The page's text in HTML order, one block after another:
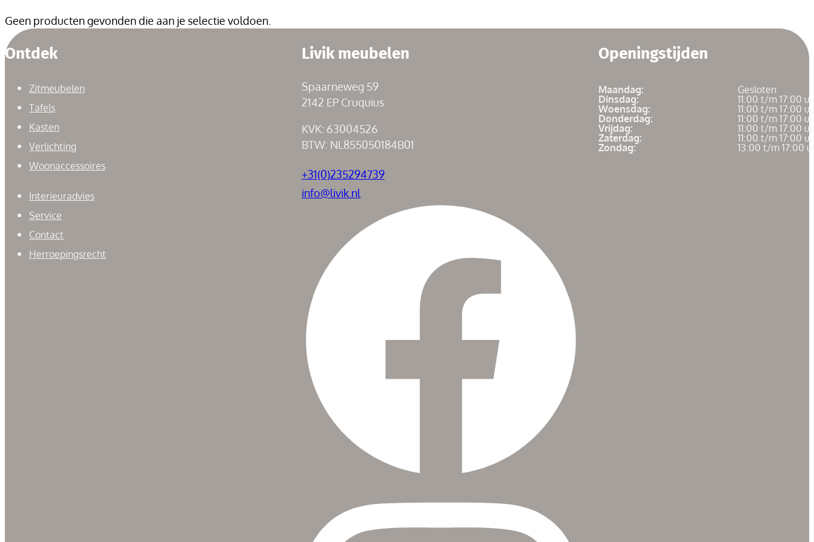
Geen producten gevonden die aan je selectie voldoen.
Ontdek
Zitmeubelen
Tafels
Kasten
Verlichting
Woonaccessoires
Interieuradvies
Service
Contact
Herroepingsrecht
Livik meubelen
Spaarneweg 59
2142 EP Cruquius
KVK: 63004526
BTW: NL855050184B01
+31(0)235294739
info@livik.nl
Openingstijden
Maandag:
Gesloten
Dinsdag:
11:00 t/m 17:00
Woensdag:
11:00 t/m 17:00
Donderdag:
11:00 t/m 17:00
Vrijdag:
11:00 t/m 17:00
Zaterdag:
11:00 t/m 17:00
Zondag:
13:00 t/m 17:00